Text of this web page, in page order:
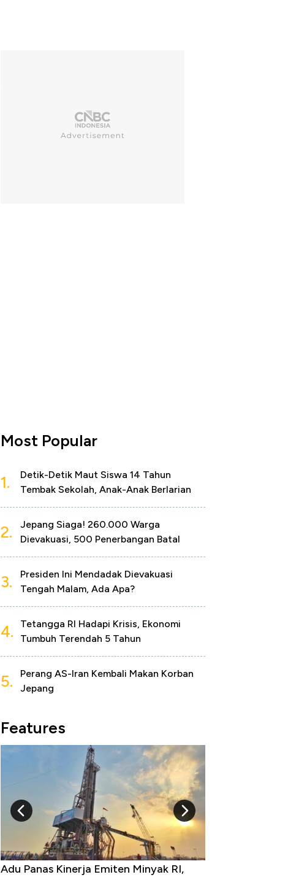
Most Popular
1.
Detik-Detik Maut Siswa 14 Tahun
Tembak Sekolah, Anak-Anak Berlarian
2.
Jepang Siaga! 260.000 Warga
Dievakuasi, 500 Penerbangan Batal
3.
Presiden Ini Mendadak Dievakuasi
Tengah Malam, Ada Apa?
4.
Tetangga RI Hadapi Krisis, Ekonomi
Tumbuh Terendah 5 Tahun
5.
Perang AS-Iran Kembali Makan Korban
Jepang
Features
10 Provinsi dengan Tingkat